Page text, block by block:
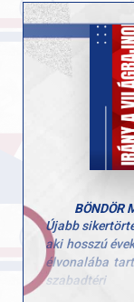
centi volt,
ostromolt –
magasság, de
Tokiói élete
vezetősége
BÖNDÖR
Újabb
aki hosszú
élvonalába
szabadtéri